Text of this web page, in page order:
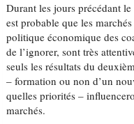
Durant les jours précédant
est probable que les
politique économique des
de l’ignorer, sont très
seuls les résultats du
– formation ou non d’un
quelles priorités –
marchés.